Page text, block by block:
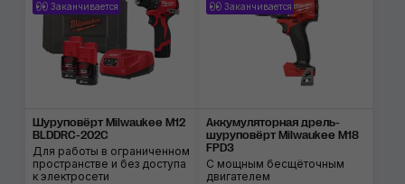
Заканчивается
Шуруповёрт Milwaukee M12
BLDDRC-202C
Для работы в ограниченном
пространстве и без доступа
к электросети
Заканчивается
Аккумуляторная дрель-
шуруповёрт Milwaukee M18
FPD3
С мощным бесщёточным
двигателем